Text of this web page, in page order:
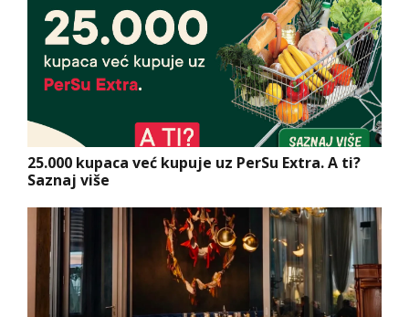
25.000 kupaca već kupuje uz PerSu Extra. A ti?
Saznaj više